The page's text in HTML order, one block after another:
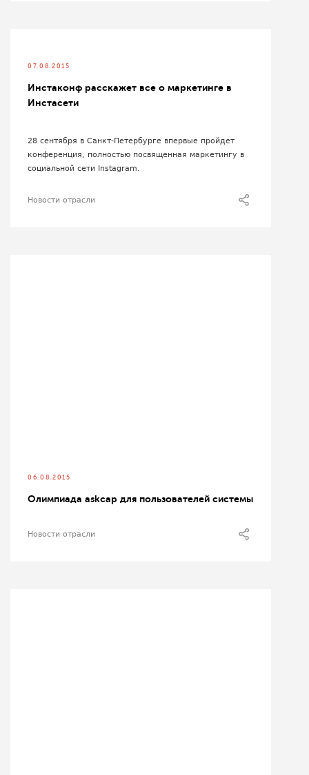
07.08.2015
Инстаконф расскажет все о маркетинге в
Инстасети
28 сентября в Санкт-Петербурге впервые пройдет
конференция, полностью посвященная маркетингу в
социальной сети Instagram.
Новости отрасли
06.08.2015
Олимпиада askcap для пользователей системы
Новости отрасли